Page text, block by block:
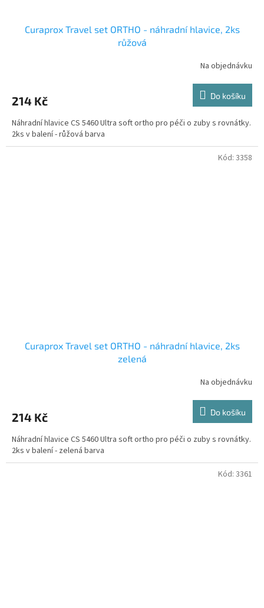
Curaprox Travel set ORTHO - náhradní hlavice, 2ks
růžová
Na objednávku
214 Kč Do košíku
Náhradní hlavice CS 5460 Ultra soft ortho pro péči o zuby s rovnátky.
2ks v balení - růžová barva
Curaprox Travel set ORTHO - náhradní hlavice, 2ks
zelená
Na objednávku
214 Kč Do košíku
Náhradní hlavice CS 5460 Ultra soft ortho pro péči o zuby s rovnátky.
2ks v balení - zelená barva
Kód: 3358
Kód: 3361